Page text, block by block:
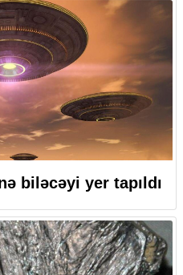
biləcəyi yer tapıldı